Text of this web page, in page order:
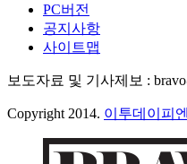
PC버전
공지사항
사이트맵
보도자료 및 기사제보 :
Copyright 2014. 이투데이피